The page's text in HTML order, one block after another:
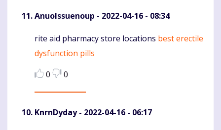
AnuoIssuenoup - 2022-04-16 - 08:34
Komentaras
rite aid pharmacy store locations best erectile
dysfunction pills
0
0
KnrnDyday- 2022-04-16 - 06:17